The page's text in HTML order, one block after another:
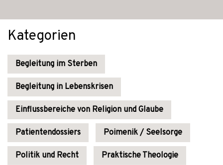
Kategorien
Begleitung im Sterben
Begleitung in Lebenskrisen
Einflussbereiche von Religion und Glaube
Patientendossiers Poimenik / Seelsorge
Politik und Recht Praktische Theologie